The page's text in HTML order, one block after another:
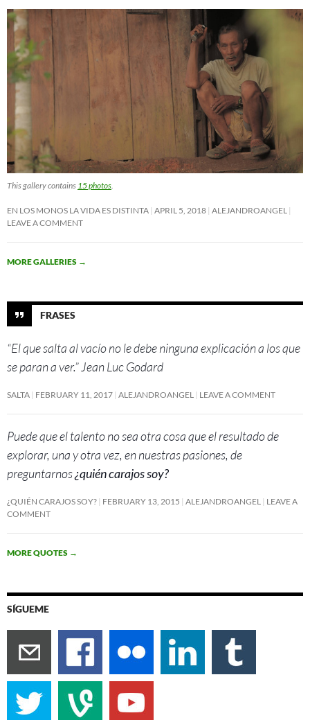
This gallery contains 15 photos
EN LOS MONOS LA VIDA ES DISTINTA APRIL 5, 2018 ALEJANDROANGEL
LEAVE A COMMENT
MORE GALLERIES →
FRASES
“El que salta al vacío no le debe ninguna explicación a los que
se paran a ver.” Jean Luc Godard
SALTA FEBRUARY 11, 2017 ALEJANDROANGEL LEAVE A COMMENT
Puede que el talento no sea otra cosa que el resultado de
explorar, una y otra vez, en nuestras pasiones, de
preguntarnos¿quién carajos soy?
¿QUIÉN CARAJOS SOY? FEBRUARY 13, 2015 ALEJANDROANGEL
LEAVE A
COMMENT
MORE QUOTES →
SÍGUEME